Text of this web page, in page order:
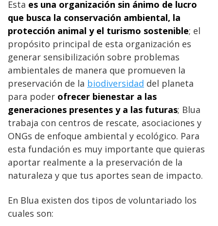
Esta es una organización sin ánimo de lucro
que busca la conservación ambiental, la
protección animal y el turismo sostenible; el
propósito principal de esta organización es
generar sensibilización sobre problemas
ambientales de manera que promueven la
preservación de la biodiversidad del planeta
para poder ofrecer bienestar a las
generaciones presentes y a las futuras; Blua
trabaja con centros de rescate, asociaciones y
ONGs de enfoque ambiental y ecológico. Para
esta fundación es muy importante que quieras
aportar realmente a la preservación de la
naturaleza y que tus aportes sean de impacto.
En Blua existen dos tipos de voluntariado los
cuales son: